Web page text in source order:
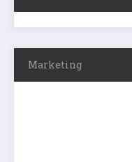
Marketing